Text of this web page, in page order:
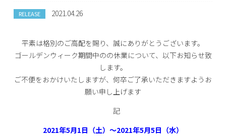
RELEASE 2021.04.26
平素は格別のご高配を賜り、誠にありがとうございます。
ゴールデンウィーク期間中のの休業について、以下お知らせ致
します。
ご不便をおかけいたしますが、何卒ご了承いただきますようお
願い申し上げます
記
2021年5月1日（土）～2021年5月5日（水）